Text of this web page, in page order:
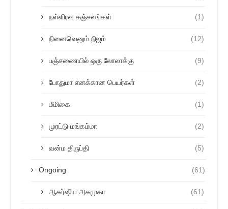
நள்ளிரவு சஞ்சலங்கள் (1)
நினைவெனும் நிஜம் (12)
பஞ்சணையில் ஒரு லோலாக்கு (9)
போதுமா எனக்கான பெயர்கள் (2)
மீமிகை (1)
முரட்டு மங்கம்மா (2)
வன்ம திருப்தி (5)
Ongoing (61)
ஆகர்ஷிய அகமுகா (61)